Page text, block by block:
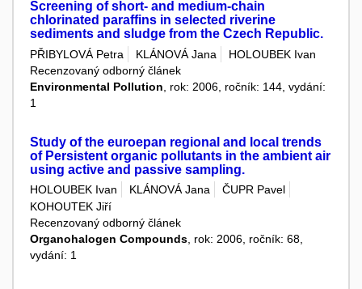
Screening of short- and medium-chain
chlorinated paraffins in selected riverine
sediments and sludge from the Czech Republic.
PŘIBYLOVÁ Petra KLÁNOVÁ Jana
HOLOUBEK Ivan
Recenzovaný odborný článek
Environmental Pollution , rok: 2006, ročník: 144, vydání:
1
Study of the euroepan regional and local trends
of Persistent organic pollutants in the ambient air
using active and passive sampling.
HOLOUBEK Ivan KLÁNOVÁ Jana
ČUPR Pavel
KOHOUTEK Jiří
Recenzovaný odborný článek
Organohalogen Compounds, rok: 2006, ročník: 68,
vydání: 1